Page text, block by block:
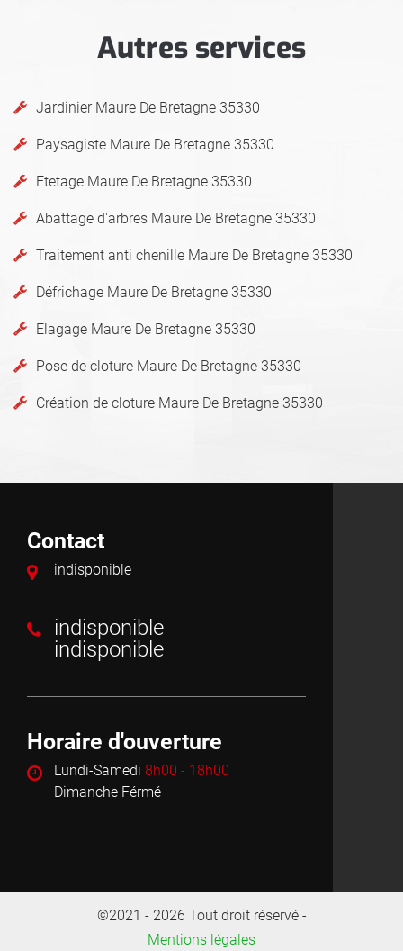
Autres services
Jardinier Maure De Bretagne 35330
Paysagiste Maure De Bretagne 35330
Etetage Maure De Bretagne 35330
Abattage d'arbres Maure De Bretagne 35330
Traitement anti chenille Maure De Bretagne 35330
Défrichage Maure De Bretagne 35330
Elagage Maure De Bretagne 35330
Pose de cloture Maure De Bretagne 35330
Création de cloture Maure De Bretagne 35330
Contact
indisponible
indisponible
indisponible
Horaire d'ouverture
Lundi-Samedi 8h00 - 18h00
Dimanche Férmé
©2021 - 2026 Tout droit réservé -
Mentions légales